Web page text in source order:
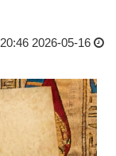
2026-05-16 20:46 PM